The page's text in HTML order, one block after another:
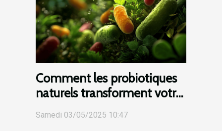
Comment les probiotiques
naturels transforment votre
santé digestive alternatives
alimentaires
Samedi 03/05/2025 10:47